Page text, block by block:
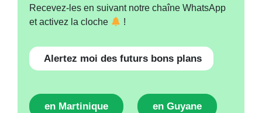
Recevez-les en suivant notre chaîne WhatsApp
et activez la cloche
!
Alertez moi des futurs bons plans
en Martinique en Guyane